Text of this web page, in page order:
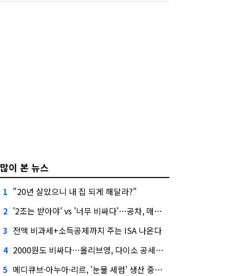
많이 본 뉴스
1 "20년 살았으니 내 집 되게 해달라?"
2 '2조는 받아야' vs '너무 비싸다'…공차, 매각 성공할까
3 전액 비과세+소득공제까지 주는 ISA 나온다
4 2000원도 비싸다…올리브영, 다이소 공세에 '가성비'로 맞불
5 메디큐브·아누아·리르, '눈물 세럼' 생산 중단한다